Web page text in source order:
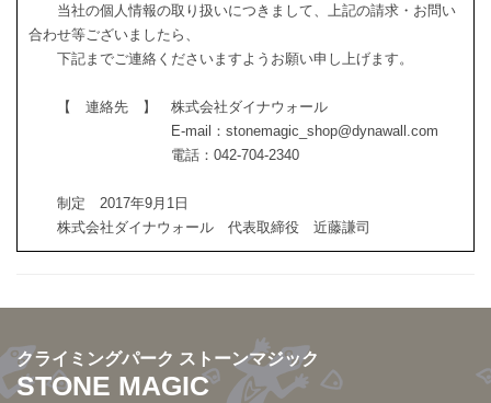
当社の個人情報の取り扱いにつきまして、上記の請求・お問い
合わせ等ございましたら、
下記までご連絡くださいますようお願い申し上げます。
【 連絡先 】 株式会社ダイナウォール
E-mail：stonemagic_shop@dynawall.com
電話：042-704-2340
制定 2017年9月1日
株式会社ダイナウォール 代表取締役 近藤謙司
クライミングパーク ストーンマジック
STONE MAGIC